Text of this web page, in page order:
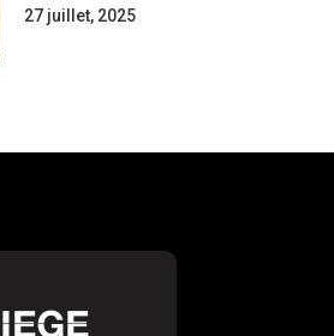
27 juillet, 2025